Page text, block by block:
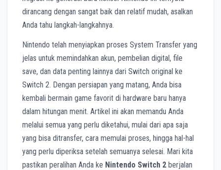
dirancang dengan sangat baik dan relatif mudah, asalkan
Anda tahu langkah-langkahnya.
Nintendo telah menyiapkan proses System Transfer yang
jelas untuk memindahkan akun, pembelian digital, file
save, dan data penting lainnya dari Switch original ke
Switch 2. Dengan persiapan yang matang, Anda bisa
kembali bermain game favorit di hardware baru hanya
dalam hitungan menit. Artikel ini akan memandu Anda
melalui semua yang perlu diketahui, mulai dari apa saja
yang bisa ditransfer, cara memulai proses, hingga hal-hal
yang perlu diperiksa setelah semuanya selesai. Mari kita
pastikan peralihan Anda ke Nintendo Switch 2 berjalan